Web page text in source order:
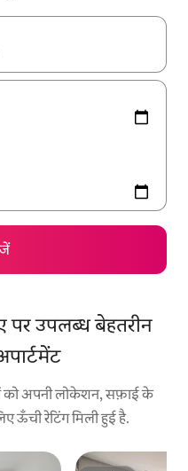
'ऐरो की' का इस्तेमाल करके नेविगेट
पर उपलब्ध बेहतरीन
को अपनी लोकेशन, सफ़ाई के
ऊँची रेटिंग मिली हुई है.